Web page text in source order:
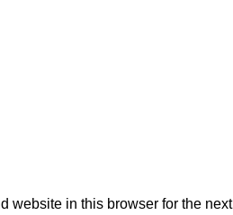
website in this browser for the